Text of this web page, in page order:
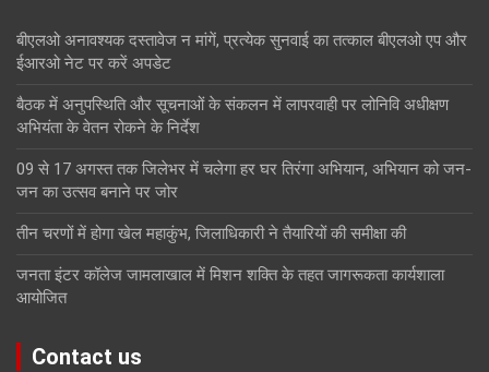
बीएलओ अनावश्यक दस्तावेज न मांगें, प्रत्येक सुनवाई का तत्काल बीएलओ एप और
ईआरओ नेट पर करें अपडेट
बैठक में अनुपस्थिति और सूचनाओं के संकलन में लापरवाही पर लोनिवि अधीक्षण
अभियंता के वेतन रोकने के निर्देश
09 से 17 अगस्त तक जिलेभर में चलेगा हर घर तिरंगा अभियान, अभियान को जन-
जन का उत्सव बनाने पर जोर
तीन चरणों में होगा खेल महाकुंभ, जिलाधिकारी ने तैयारियों की समीक्षा की
जनता इंटर कॉलेज जामलाखाल में मिशन शक्ति के तहत जागरूकता कार्यशाला
आयोजित
Contact us